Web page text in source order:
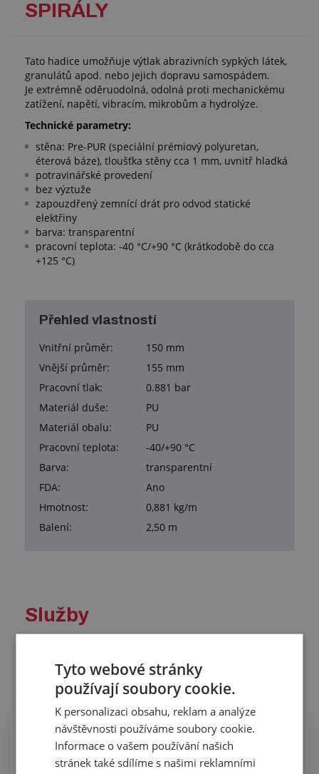
SPIRÁLY
Tato hadice umožňuje výtlak abrazivních sypkých látek,
granulátů apod. nebo jejich dopravu samospádem.
Je extrémně oděruodolná, odolná proti mechanickému
zatížení, napětí, vibracím, mikrobům a hydrolýze.
Technické parametry:
stěna: Pre-PUR (speciální prémiový polyuretan,
éterová báze), tloušťka stěny cca 1 mm, uvnitř hladká
potravinářské provedení
bez výztuže
zapouzdřený zemnící drát pro odvod statické
elektřiny
barva: transparentní
pracovní teplota: -40 °C/+90 °C (krátkodobě do cca
+125 °C)
Přehled vlastností
Vnitřní průměr:
150 mm
Vnější průměr:
155 mm
Pracovní tlak:
0.881 bar
Materiál duše:
PU
Materiál obalu:
PU
Pracovní teplota:
-40/+90 °C
Barva:
transparentní
FDA:
Ano
Hmotnost:
0,881 kg/m
Balení:
2,50 m
Služby
objednávky.
Kompletace hadic koncovkami pomocí
Tyto webové stránky
používají soubory cookie.
K personalizaci obsahu, reklam a analýze
návštěvnosti používáme soubory cookie.
Informace o vašem používání našich
stránek také sdílíme s našimi reklamními